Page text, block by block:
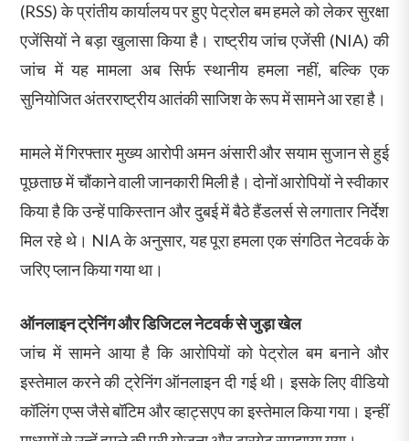
(RSS) के प्रांतीय कार्यालय पर हुए पेट्रोल बम हमले को लेकर सुरक्षा
एजेंसियों ने बड़ा खुलासा किया है। राष्ट्रीय जांच एजेंसी (NIA) की
जांच में यह मामला अब सिर्फ स्थानीय हमला नहीं, बल्कि एक
सुनियोजित अंतरराष्ट्रीय आतंकी साजिश के रूप में सामने आ रहा है।
मामले में गिरफ्तार मुख्य आरोपी अमन अंसारी और सयाम सुजान से हुई
पूछताछ में चौंकाने वाली जानकारी मिली है। दोनों आरोपियों ने स्वीकार
किया है कि उन्हें पाकिस्तान और दुबई में बैठे हैंडलर्स से लगातार निर्देश
मिल रहे थे। NIA के अनुसार, यह पूरा हमला एक संगठित नेटवर्क के
जरिए प्लान किया गया था।
ऑनलाइन ट्रेनिंग और डिजिटल नेटवर्क से जुड़ा खेल
जांच में सामने आया है कि आरोपियों को पेट्रोल बम बनाने और
इस्तेमाल करने की ट्रेनिंग ऑनलाइन दी गई थी। इसके लिए वीडियो
कॉलिंग एप्स जैसे बॉटिम और व्हाट्सएप का इस्तेमाल किया गया। इन्हीं